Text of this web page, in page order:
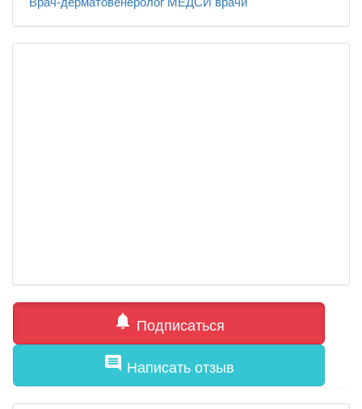
notifications Подписаться
comment Написать отзыв